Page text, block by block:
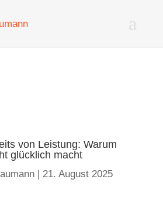
von Leistung: Warum
glücklich macht
| 21. August 2025